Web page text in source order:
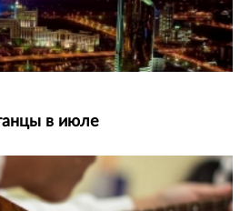
в июле